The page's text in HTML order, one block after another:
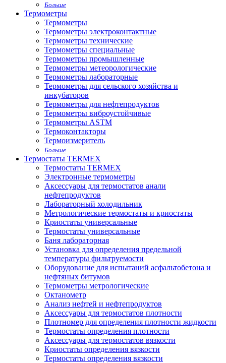
Больше
Термометры
Термометры
Термометры электроконтактные
Термометры технические
Термометры специальные
Термометры промышленные
Термометры метеорологические
Термометры лабораторные
Термометры для сельского хозяйства и
инкубаторов
Термометры для нефтепродуктов
Термометры виброустойчивые
Термометры ASTM
Термоконтакторы
Термоизмеритель
Больше
Термостаты TERMEX
Термостаты TERMEX
Электронные термометры
Аксессуары для термостатов анали
нефтепродуктов
Лабораторный холодильник
Метрологические термостаты и криостаты
Криостаты универсальные
Термостаты универсальные
Баня лабораторная
Установка для определения предельной
температуры фильтруемости
Оборудование для испытаний асфальтобетона и
нефтяных битумов
Термометры метрологические
Октанометр
Анализ нефтей и нефтепродуктов
Аксессуары для термостатов плотности
Плотномер для определения плотности жидкости
Термостаты определения плотности
Аксессуары для термостатов вязкости
Криостаты определения вязкости
Термостаты определения вязкости